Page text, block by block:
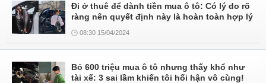
Đi ở thuê để dành tiền mua ô tô: Có lý do rõ
ràng nên quyết định này là hoàn toàn hợp lý
08:30 15/04/2024
Bỏ 600 triệu mua ô tô nhưng thấy khổ như
tài xế: 3 sai lầm khiến tôi hối hận vô cùng!